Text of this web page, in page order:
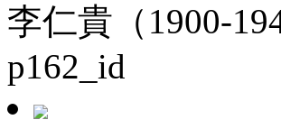
李仁貴（1900-
p162_id